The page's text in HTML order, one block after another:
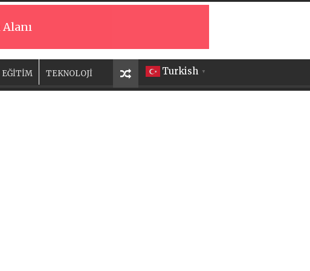
Turkish ▼
EĞİTİM TEKNOLOJİ